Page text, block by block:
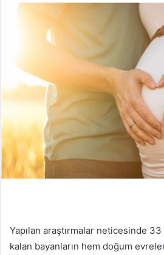
p
o
s
a
n
r
Yapılan araştırmalar neticesinde
kalan bayanların hem doğum